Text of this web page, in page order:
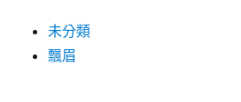
未分類
飄眉